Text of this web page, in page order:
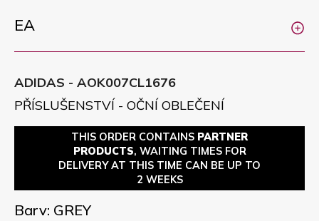
EA
ADIDAS - AOK007CL1676
PŘÍSLUŠENSTVÍ - OČNÍ OBLEČENÍ
THIS ORDER CONTAINS PARTNER
PRODUCTS, WAITING TIMES FOR
DELIVERY AT THIS TIME CAN BE UP TO
2 WEEKS
Barv: GREY